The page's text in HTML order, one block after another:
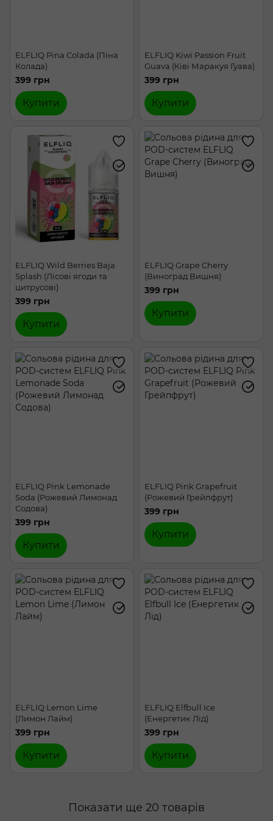
ELFLIQ Pina Colada (Піна
Колада)
399 грн
Купити
ELFLIQ Kiwi Passion Fruit
Guava (Ківі Маракуя Гуава)
399 грн
Купити
ELFLIQ Wild Berries Baja
Splash (Лісові ягоди та
цитрусові)
399 грн
Купити
ELFLIQ Grape Cherry
(Виноград Вишня)
399 грн
Купити
ELFLIQ Pink Lemonade
Soda (Рожевий Лимонад
Содова)
399 грн
Купити
ELFLIQ Pink Grapefruit
(Рожевий Грейпфрут)
399 грн
Купити
ELFLIQ Lemon Lime
(Лимон Лайм)
399 грн
Купити
ELFLIQ Elfbull Ice
(Енергетик Лід)
399 грн
Купити
Показати ще 20 товарів